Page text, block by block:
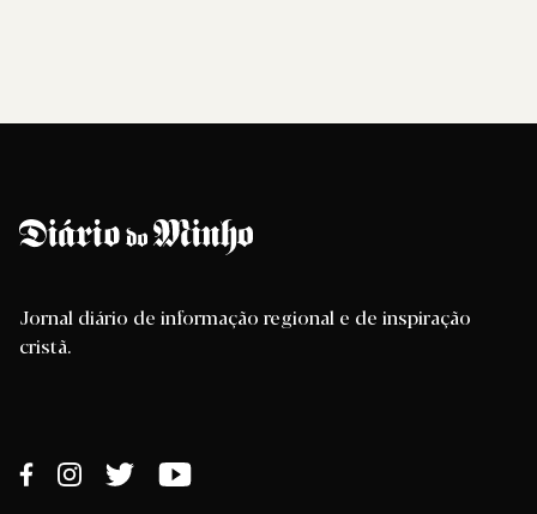
Jornal diário de informação regional e de inspiração
cristã.